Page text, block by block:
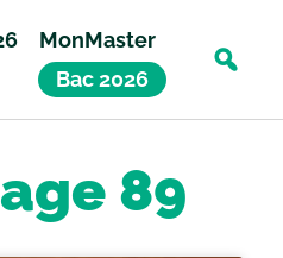
MonMaster
Bac 2026
89